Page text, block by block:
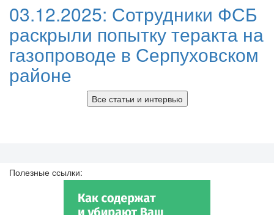
03.12.2025: Сотрудники ФСБ
раскрыли попытку теракта на
газопроводе в Серпуховском
районе
Все статьи и интервью
Полезные ссылки: